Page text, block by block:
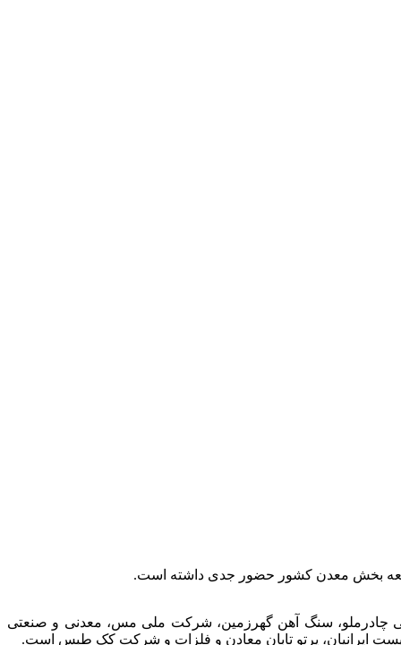
بخش معدن کشور حضور جدی داشته است.
چادرملو، سنگ آهن گهرزمین، شرکت ملی مس، معدنی و صنعتی
ایرانیان، پرتو تابان معادن و فلزات و شرکت کک طبس است.